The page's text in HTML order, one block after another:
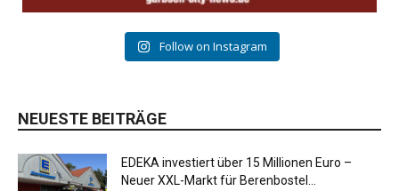
Follow on Instagram
NEUESTE BEITRÄGE
EDEKA investiert über 15 Millionen Euro –
Neuer XXL-Markt für Berenbostel...